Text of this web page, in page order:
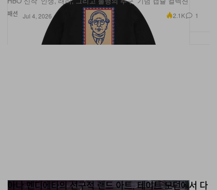
패션 Jul 4, 2026 2.1K 1
아나 멘디에타의 선구적 랜드 아트, 테이트 모던에서 다